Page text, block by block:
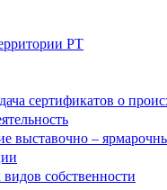
РТ
сертификатов о
выставочно –
собственности